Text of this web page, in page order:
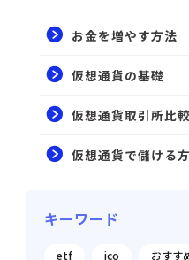
お金を増やす方法
仮想通貨の基礎
仮想通貨取引所比較
仮想通貨で儲ける
キーワード
etf ico おすす